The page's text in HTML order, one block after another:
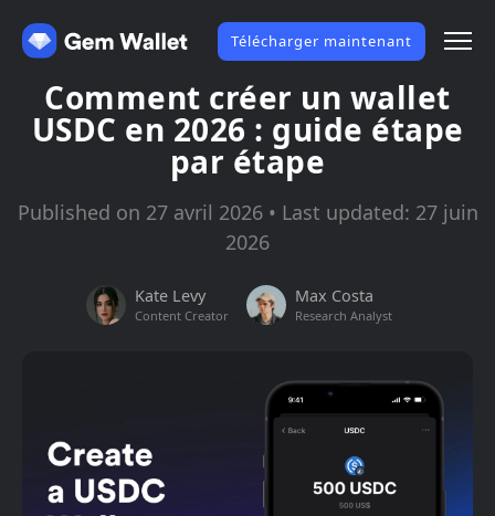
Télécharger maintenant
Comment créer un wallet
USDC en 2026 : guide étape
par étape
Published on 27 avril 2026 • Last updated: 27 juin
2026
Kate Levy
Content Creator
Max Costa
Research Analyst